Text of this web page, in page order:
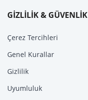
GİZLİLİK & GÜVENLİK
Çerez Tercihleri
Genel Kurallar
Gizlilik
Uyumluluk